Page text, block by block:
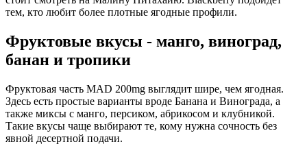
тем, кто любит более плотные ягодные профили.
Фруктовые вкусы - манго, виноград,
банан и тропики
Фруктовая часть MAD 200mg выглядит шире, чем ягодная.
Здесь есть простые варианты вроде Банана и Винограда, а
также миксы с манго, персиком, абрикосом и клубникой.
Такие вкусы чаще выбирают те, кому нужна сочность без
явной десертной подачи.